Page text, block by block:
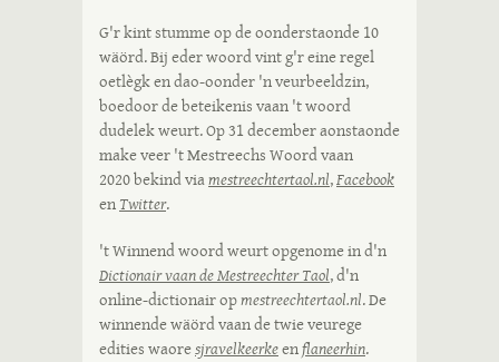
G'r kint stumme op de oonderstaonde 10
wäörd. Bij eder woord vint g'r eine regel
oetlègk en dao-oonder 'n veurbeeldzin,
boedoor de beteikenis vaan 't woord
dudelek weurt. Op 31 december aonstaonde
make veer 't Mestreechs Woord vaan
2020 bekind viamestreechtertaol.nl,Facebook
enTwitter.
't Winnend woord weurt opgenome in d'n
Dictionair vaan de Mestreechter Taol, d'n
online-dictionair opmestreechtertaol.nl. De
winnende wäörd vaan de twie veurege
edities waoresjravelkeerkeenflaneerhin.